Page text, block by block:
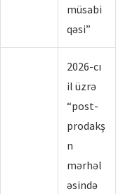
müsabi
qəsi”
2026-cı
il üzrə
“post-
prodakş
n
mərhəl
əsində